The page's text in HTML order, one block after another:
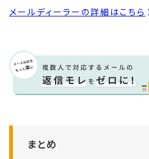
メールディーラーの詳細はこちら
まとめ